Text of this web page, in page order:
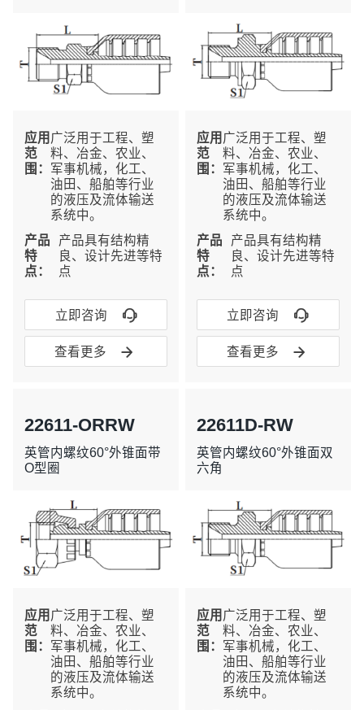
应⽤
范
围：
广泛用于工程、塑
料、冶金、农业、
军事机械，化工、
油田、船舶等行业
的液压及流体输送
系统中。
产品
特
点：
产品具有结构精
良、设计先进等特
点
立即咨询 
查看更多 
应⽤
范
围：
广泛用于工程、塑
料、冶金、农业、
军事机械，化工、
油田、船舶等行业
的液压及流体输送
系统中。
产品
特
点：
产品具有结构精
良、设计先进等特
点
立即咨询 
查看更多 
22611-ORRW
英管内螺纹60°外锥面带
O型圈
应⽤
范
围：
广泛用于工程、塑
料、冶金、农业、
军事机械，化工、
油田、船舶等行业
的液压及流体输送
系统中。
22611D-RW
英管内螺纹60°外锥面双
六角
应⽤
范
围：
广泛用于工程、塑
料、冶金、农业、
军事机械，化工、
油田、船舶等行业
的液压及流体输送
系统中。